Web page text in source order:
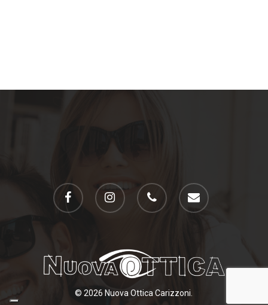
facebook instagram phone email
© 2026 Nuova Ottica Carizzoni.